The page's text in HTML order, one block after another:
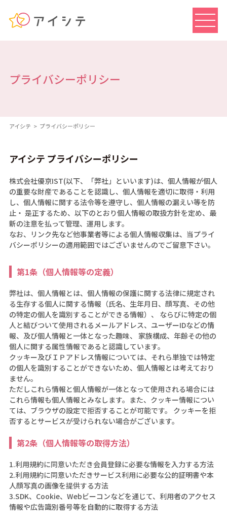
プライバシーポリシー
アイシテ プライバシーポリシー
アイシテ プライバシーポリシー
株式会社優京IST(以下、「弊社」といいます)は、個人情報が個人
の重要な財産であることを認識し、個人情報を適切に取得・利用
し、個人情報に関する法令等を遵守し、個人情報の漏えい等を防
止・ 是正するため、以下のとおり個人情報の取扱方針を定め、最
新の注意を払って管理、運用します。
なお、リンク先など他事業者等による個人情報収集は、当プライ
バシーポリシーの適用範囲ではございませんのでご留意下さい。
第1条（個人情報等の定義）
弊社は、個人情報とは、個人情報の保護に関する法律に規定され
る生存する個人に関する情報（氏名、生年月日、顔写真、その他
の特定の個人を識別することができる情報）、 ならびに特定の個
人と結びついて使用されるメールアドレス、ユーザーIDなどの情
報、及び個人情報と一体となった趣味、 家族構成、年齢その他の
個人に関する属性情報であると認識しています。
クッキー及びＩＰアドレス情報については、それら単独では特定
の個人を識別することができないため、個人情報とは考えており
ません。
ただしこれら情報と個人情報が一体となって使用される場合には
これら情報も個人情報とみなします。また、クッキー情報につい
ては、ブラウザの設定で拒否することが可能です。 クッキーを拒
否するとサービスが受けられない場合がございます。
第2条（個人情報等の取得方法）
1.利用規約に同意いただき会員登録に必要な情報を入力する方法
2.利用規約に同意いただきサービス利用に必要な公的証明書や本
人顔写真の画像を提供する方法
3.SDK、Cookie、Webビーコンなどを通じて、利用者のアクセス
情報や広告識別番号等を自動的に取得する方法